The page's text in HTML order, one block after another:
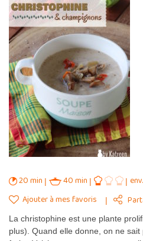
20 min 40 min
Ajouter à mes favoris
La christophine est une plante
plus). Quand elle donne, on ne